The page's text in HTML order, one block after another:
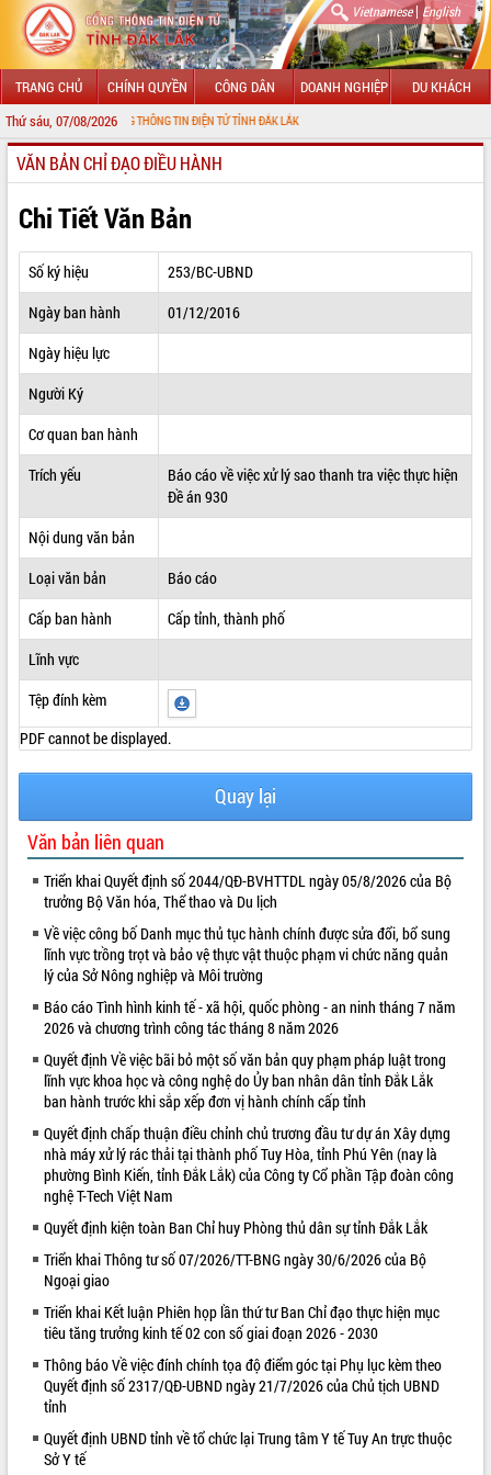
Vietnamese| English
TRANG CHỦ CHÍNH QUYỀN CÔNG DÂN DOANH NGHIỆP DU KHÁCH
Thứ sáu, 07/08/2026
VỚI CỔNG THÔNG TIN ĐIỆN TỬ TỈNH ĐẮK LẮK
GIỚI THIỆU
LÃNH ĐẠO UBND TỈNH
TIN TỨC SỰ KIỆN
SỞ, BAN, NGÀNH
THÔNG TIN CHỈ ĐẠO ĐIỀU HÀNH
HỆ THỐNG VĂN BẢN
VĂN BẢN HĐND TỈNH
ĐIỂM TIN VĂN BẢN
VIDEO
Khám bệnh, cấp phát thuốc miễn phí
và tặng quà người dân xã Cư Pui
Hội nghị UBND tỉnh Đắk Lắk thường kỳ
tháng 7/2026
Lễ truy tặng danh hiệu “Bà Mẹ Việt
Nam Anh hùng” và trao Huân chương
Lao động
UBND tỉnh Đắk Lắk triển khai nhiệm
Kỳ họp thứ Hai, Hội đồng nhân dân
ALBUM ẢNH
VĂN BẢN CHỈ ĐẠO ĐIỀU HÀNH
Chi Tiết Văn Bản
Số ký hiệu
253/BC-UBND
Ngày ban hành
01/12/2016
Ngày hiệu lực
Người Ký
Cơ quan ban hành
Trích yếu
Báo cáo về việc xử lý sao thanh tra việc thực hiện
Đề án 930
Nội dung văn bản
Loại văn bản
Báo cáo
Cấp ban hành
Cấp tỉnh, thành phố
Lĩnh vực
Tệp đính kèm
PDF cannot be displayed.
Quay lại
Văn bản liên quan
Triển khai Quyết định số 2044/QĐ-BVHTTDL ngày 05/8/2026 của Bộ
trưởng Bộ Văn hóa, Thể thao và Du lịch
Về việc công bố Danh mục thủ tục hành chính được sửa đổi, bổ sung
lĩnh vực trồng trọt và bảo vệ thực vật thuộc phạm vi chức năng quản
lý của Sở Nông nghiệp và Môi trường
Báo cáo Tình hình kinh tế - xã hội, quốc phòng - an ninh tháng 7 năm
2026 và chương trình công tác tháng 8 năm 2026
Quyết định Về việc bãi bỏ một số văn bản quy phạm pháp luật trong
lĩnh vực khoa học và công nghệ do Ủy ban nhân dân tỉnh Đắk Lắk
ban hành trước khi sắp xếp đơn vị hành chính cấp tỉnh
Quyết định chấp thuận điều chỉnh chủ trương đầu tư dự án Xây dựng
nhà máy xử lý rác thải tại thành phố Tuy Hòa, tỉnh Phú Yên (nay là
phường Bình Kiến, tỉnh Đắk Lắk) của Công ty Cổ phần Tập đoàn công
nghệ T-Tech Việt Nam
Quyết định kiện toàn Ban Chỉ huy Phòng thủ dân sự tỉnh Đắk Lắk
Triển khai Thông tư số 07/2026/TT-BNG ngày 30/6/2026 của Bộ
Ngoại giao
Triển khai Kết luận Phiên họp lần thứ tư Ban Chỉ đạo thực hiện mục
tiêu tăng trưởng kinh tế 02 con số giai đoạn 2026 - 2030
Thông báo Về việc đính chính tọa độ điểm góc tại Phụ lục kèm theo
Quyết định số 2317/QĐ-UBND ngày 21/7/2026 của Chủ tịch UBND
tỉnh
Quyết định UBND tỉnh về tổ chức lại Trung tâm Y tế Tuy An trực thuộc
Sở Y tế